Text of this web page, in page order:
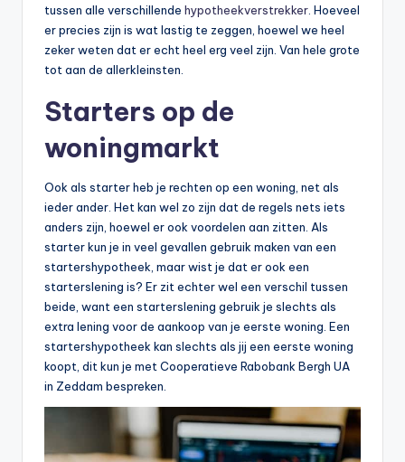
tussen alle verschillende hypotheekverstrekker . Hoeveel
er precies zijn is wat lastig te zeggen, hoewel we heel
zeker weten dat er echt heel erg veel zijn. Van hele grote
tot aan de allerkleinsten.
Starters op de
woningmarkt
Ook als starter heb je rechten op een woning, net als
ieder ander. Het kan wel zo zijn dat de regels nets iets
anders zijn, hoewel er ook voordelen aan zitten. Als
starter kun je in veel gevallen gebruik maken van een
startershypotheek, maar wist je dat er ook een
starterslening is? Er zit echter wel een verschil tussen
beide, want een starterslening gebruik je slechts als
extra lening voor de aankoop van je eerste woning. Een
startershypotheek kan slechts als jij een eerste woning
koopt, dit kun je met Cooperatieve Rabobank Bergh UA
in Zeddam bespreken.